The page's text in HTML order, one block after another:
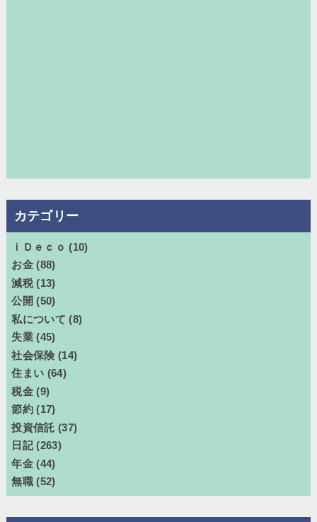
カテゴリー
ｉＤｅｃｏ (10)
お金 (88)
減税 (13)
公開 (50)
私について (8)
失業 (45)
社会保険 (14)
住まい (64)
税金 (9)
節約 (17)
投資信託 (37)
日記 (263)
年金 (44)
無職 (52)